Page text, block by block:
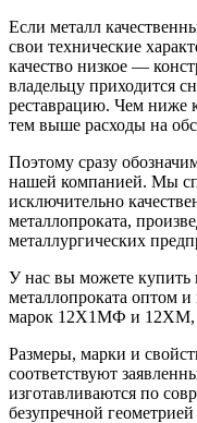
Если металл
свои технические
качество низкое —
владельцу приходится
реставрацию. Чем ниже
тем выше расходы на
Поэтому сразу
нашей компанией. Мы
исключительно
металлопроката,
металлургических
У нас вы можете купить
металлопроката оптом
марок 12Х1МФ и 12ХМ,
Размеры, марки и
соответствуют
изготавливаются по
безупречной